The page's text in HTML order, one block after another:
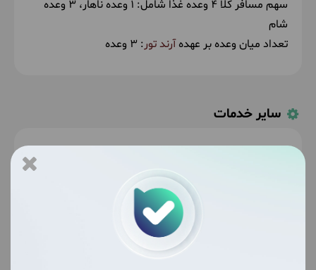
سهم مسافر کلا 4 وعده غذا شامل: 1 وعده ناهار
3 وعده
شام
تعداد میان وعده بر عهدهآرند تور: 3 وعده
سایر خدمات
بیمه مسئولیت مدنی ایران
پرداخت تمامی ورودیه ها
هزینه خودروی آفرود مسیر دریاچه دالامپر در پکیج
محاسبه شده است.